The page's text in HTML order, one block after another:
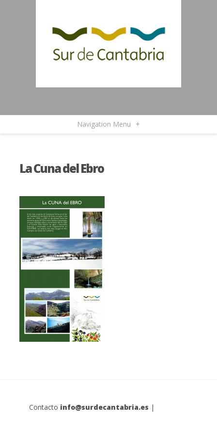
Navigation Menu +
La Cuna del Ebro
Contacto info@surdecantabria.es |